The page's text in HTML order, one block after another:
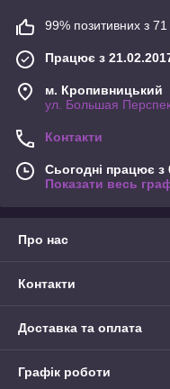
99% позитивних з 71
Працює з
м. Кропивницький
ул. Большая
Контакти
Сьогодні працює з
Показати весь
Про нас
Контакти
Доставка та оплата
Графік роботи